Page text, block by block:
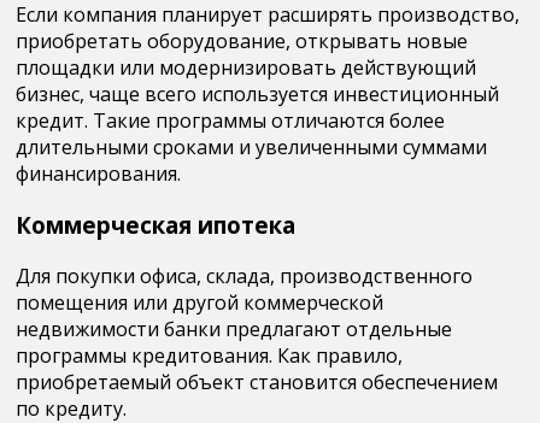
Если компания планирует расширять производство,
приобретать оборудование, открывать новые
площадки или модернизировать действующий
бизнес, чаще всего используется инвестиционный
кредит. Такие программы отличаются более
длительными сроками и увеличенными суммами
финансирования.
Коммерческая ипотека
Для покупки офиса, склада, производственного
помещения или другой коммерческой
недвижимости банки предлагают отдельные
программы кредитования. Как правило,
приобретаемый объект становится обеспечением
по кредиту.